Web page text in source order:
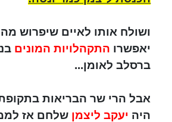
ושולח אותו לאיים שיפרוש
יאפשרו התקהלויות המונים
ברסלב לאומן...
אבל הרי שר הבריאות בתקופת
היה יעקב ליצמן שלחם אז